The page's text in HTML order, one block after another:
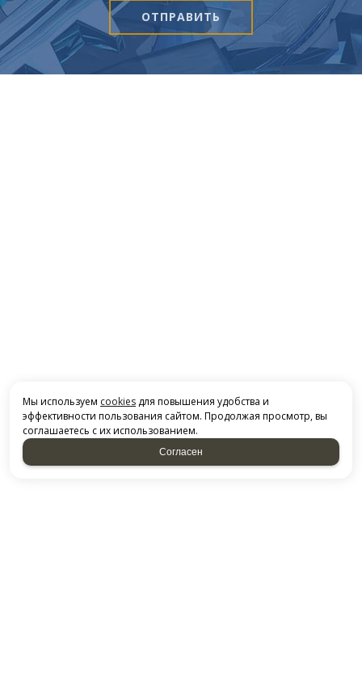
Мы используем cookies для повышения удобства и
эффективности пользования сайтом. Продолжая просмотр, вы
соглашаетесь с их использованием.
Согласен